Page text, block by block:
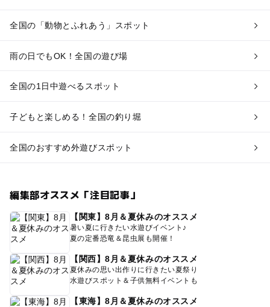
全国の「動物とふれあう」スポット
雨の日でもOK！全国の遊び場
全国の1日中遊べるスポット
子どもと楽しめる！全国の釣り堀
全国のおすすめ外遊びスポット
編集部オススメ「注目記事」
【関東】8月＆夏休みのオススメ
暑い夏に行きたい水遊びイベント♪
夏の定番恐竜＆昆虫展も開催！
【関西】8月＆夏休みのオススメ
夏休みの思い出作りに行きたい夏祭り
水遊びスポット＆子供無料イベントも
【東海】8月＆夏休みのオススメ